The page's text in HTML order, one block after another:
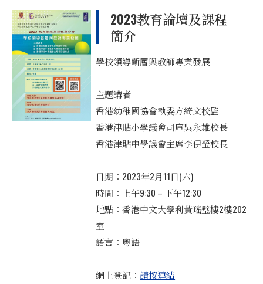
2023教育論壇及課程
簡介
學校領導斷層與教師專業發展
主題講者
香港幼稚園協會執委方綺文校監
香港津貼小學議會司庫吳永雄校長
香港津貼中學議會主席李伊瑩校長
日期：2023年2月11日(六)
時間：上午9:30 – 下午12:30
地點：香港中文大學利黃瑤璧樓2樓202
室
語言：粵語
網上登記：請按連結